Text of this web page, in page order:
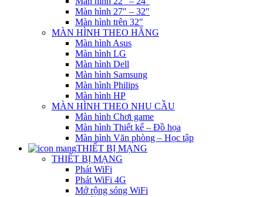
Màn hình 27″ – 32″
Màn hình trên 32″
MÀN HÌNH THEO HÃNG
Màn hình Asus
Màn hình LG
Màn hình Dell
Màn hình Samsung
Màn hình Philips
Màn hình HP
MÀN HÌNH THEO NHU CẦU
Màn hình Chơi game
Màn hình Thiết kế – Đồ họa
Màn hình Văn phòng – Học tập
THIẾT BỊ MẠNG
THIẾT BỊ MẠNG
Phát WiFi
Phát WiFi 4G
Mở rộng sóng WiFi